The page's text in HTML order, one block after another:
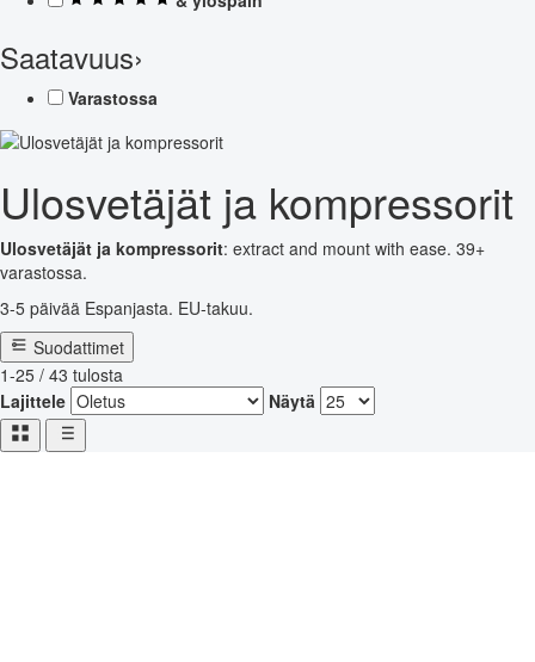
Saatavuus›
Varastossa
Ulosvetäjät ja kompressorit
Ulosvetäjät ja kompressorit: extract and mount with ease. 39+
varastossa.
3-5 päivää Espanjasta. EU-takuu.
Suodattimet
1-25 / 43 tulosta
Lajittele
Näytä